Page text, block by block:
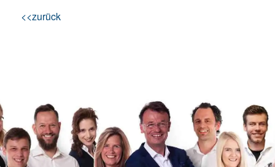
<<zurück